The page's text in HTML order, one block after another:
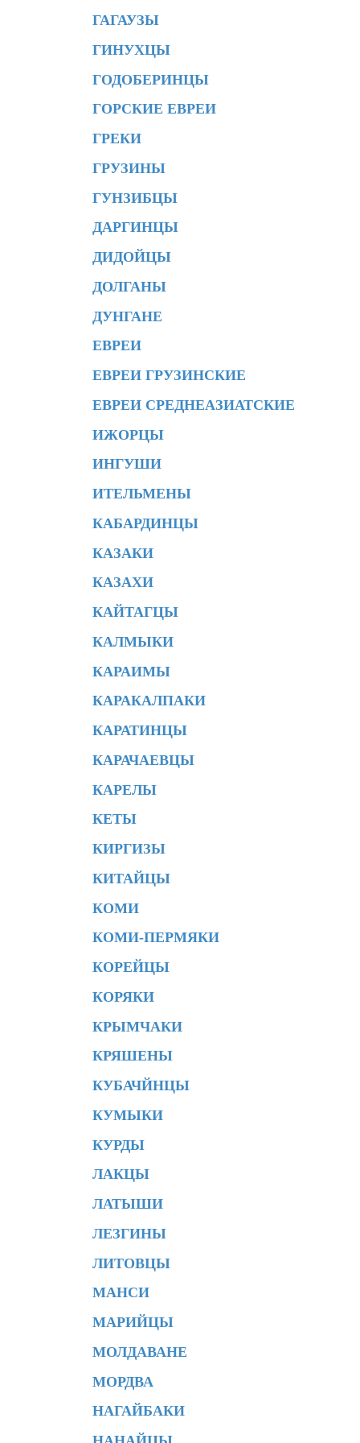
ГАГАУЗЫ
ГИНУХЦЫ
ГОДОБЕРИНЦЫ
ГОРСКИЕ ЕВРЕИ
ГРЕКИ
ГРУЗИНЫ
ГУНЗИБЦЫ
ДАРГИНЦЫ
ДИДОЙЦЫ
ДОЛГАНЫ
ДУНГАНЕ
ЕВРЕИ
ЕВРЕИ ГРУЗИНСКИЕ
ЕВРЕИ СРЕДНЕАЗИАТСКИЕ
ИЖОРЦЫ
ИНГУШИ
ИТЕЛЬМЕНЫ
КАБАРДИНЦЫ
КАЗАКИ
КАЗАХИ
КАЙТАГЦЫ
КАЛМЫКИ
КАРАИМЫ
КАРАКАЛПАКИ
КАРАТИНЦЫ
КАРАЧАЕВЦЫ
КАРЕЛЫ
КЕТЫ
КИРГИЗЫ
КИТАЙЦЫ
КОМИ
КОМИ-ПЕРМЯКИ
КОРЕЙЦЫ
КОРЯКИ
КРЫМЧАКИ
КРЯШЕНЫ
КУБАЧЙНЦЫ
КУМЫКИ
КУРДЫ
ЛАКЦЫ
ЛАТЫШИ
ЛЕЗГИНЫ
ЛИТОВЦЫ
МАНСИ
МАРИЙЦЫ
МОЛДАВАНЕ
МОРДВА
НАГАЙБАКИ